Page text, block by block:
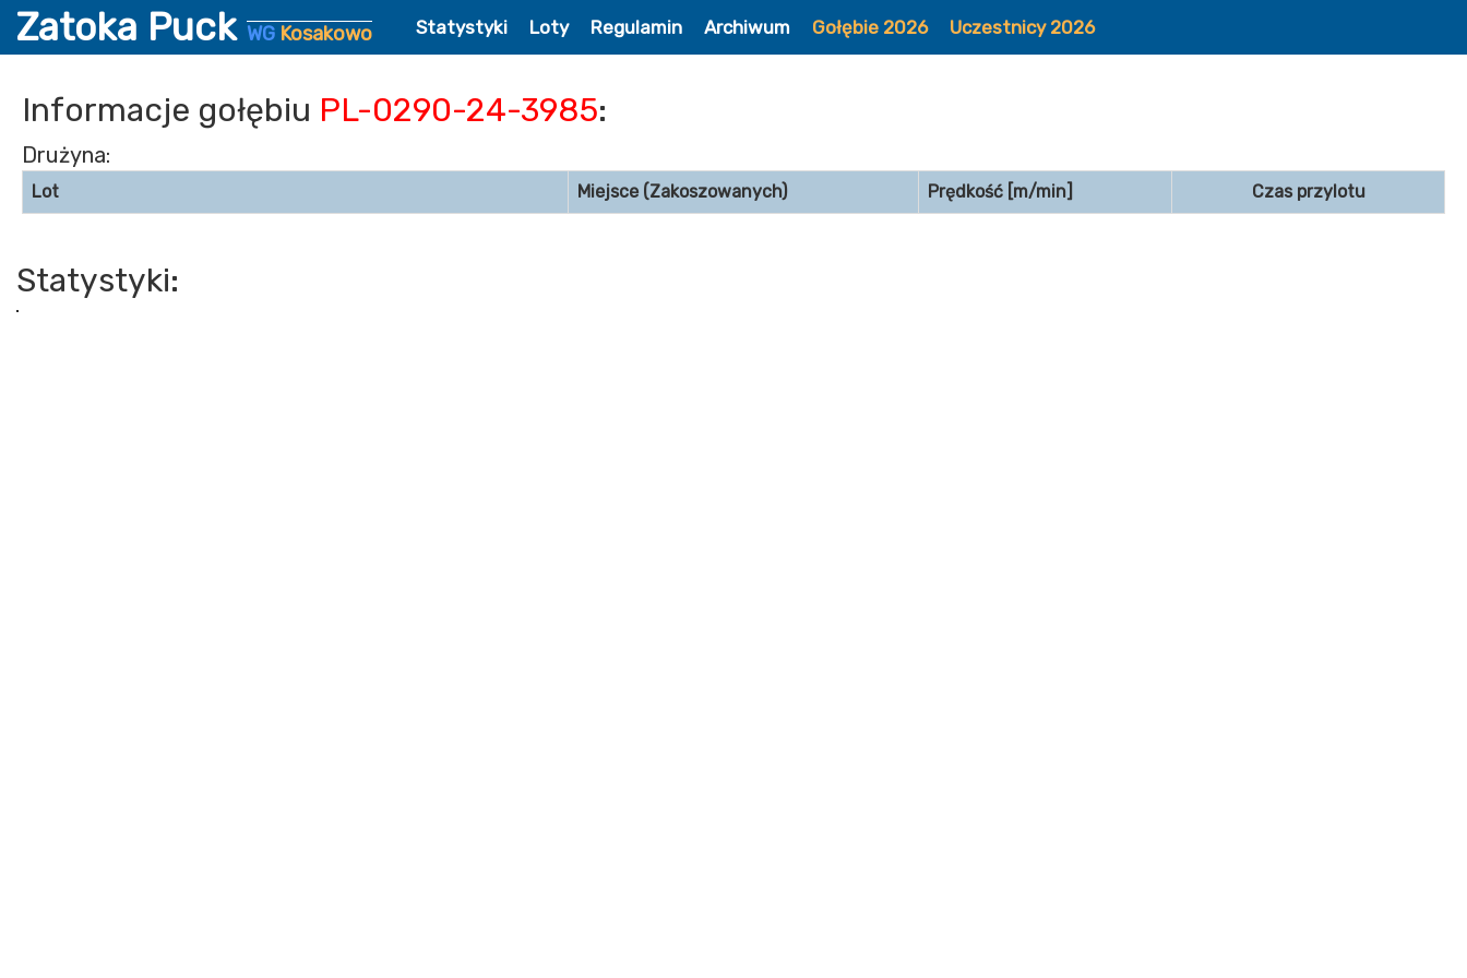
Zatoka Puck WG Kosakowo Statystyki Loty Regulamin Archiwum Gołębie 2026 Uczestnicy 2026
Informacje gołębiu PL-0290-24-3985:
Drużyna:
Lot Miejsce (Zakoszowanych) Prędkość [m/min] Czas przylotu
Statystyki: